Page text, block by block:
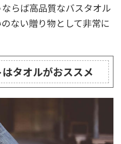
らば高品質なバスタオル
ない贈り物として非常に
タオルがおススメ